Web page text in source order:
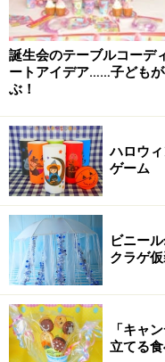
誕生会のテーブルコーデ
ートアイデア……子ども
ぶ！
ハロウ
ゲーム
ビニー
クラゲ
「キャ
立てる食